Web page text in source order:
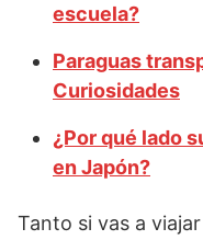
escuela?
Paraguas
Curiosidades
¿Por qué lado
en Japón?
Tanto si vas a